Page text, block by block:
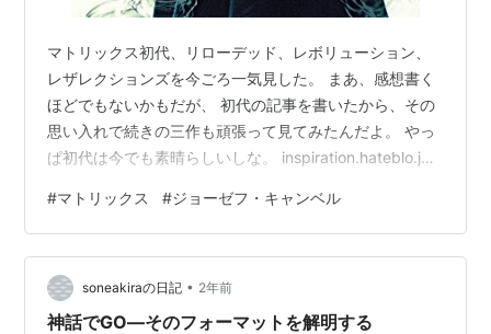
マトリックス初代、リローデッド、レボリューション、
レザレクションズを今ごろ一気見した。 まあ、感想書く
ほどでもないかもだが、 初代の記事を書いたから、その
思い入れで続きの三作も頑張って見てみたんだよ。 やっ
ぱ初代は今でも素晴らしいしな。 inspiration.hateblo.jp
ったらガッカリするやつだったけど、 おうちでの連続視
聴だとレボリューションズのビターエンド感のダメージ
を回復させてくれる意味では良かった。 エピローグとか
キアヌいじりとかメタネタ多めのファンムービーとして
ありがたい感じのやつだったかと。 マトリックスは初代
#マトリックス #ジョーゼフ・キャンベル
soneakiraの日記 • 2年前
神話でGO―そのフォーマットを解明する